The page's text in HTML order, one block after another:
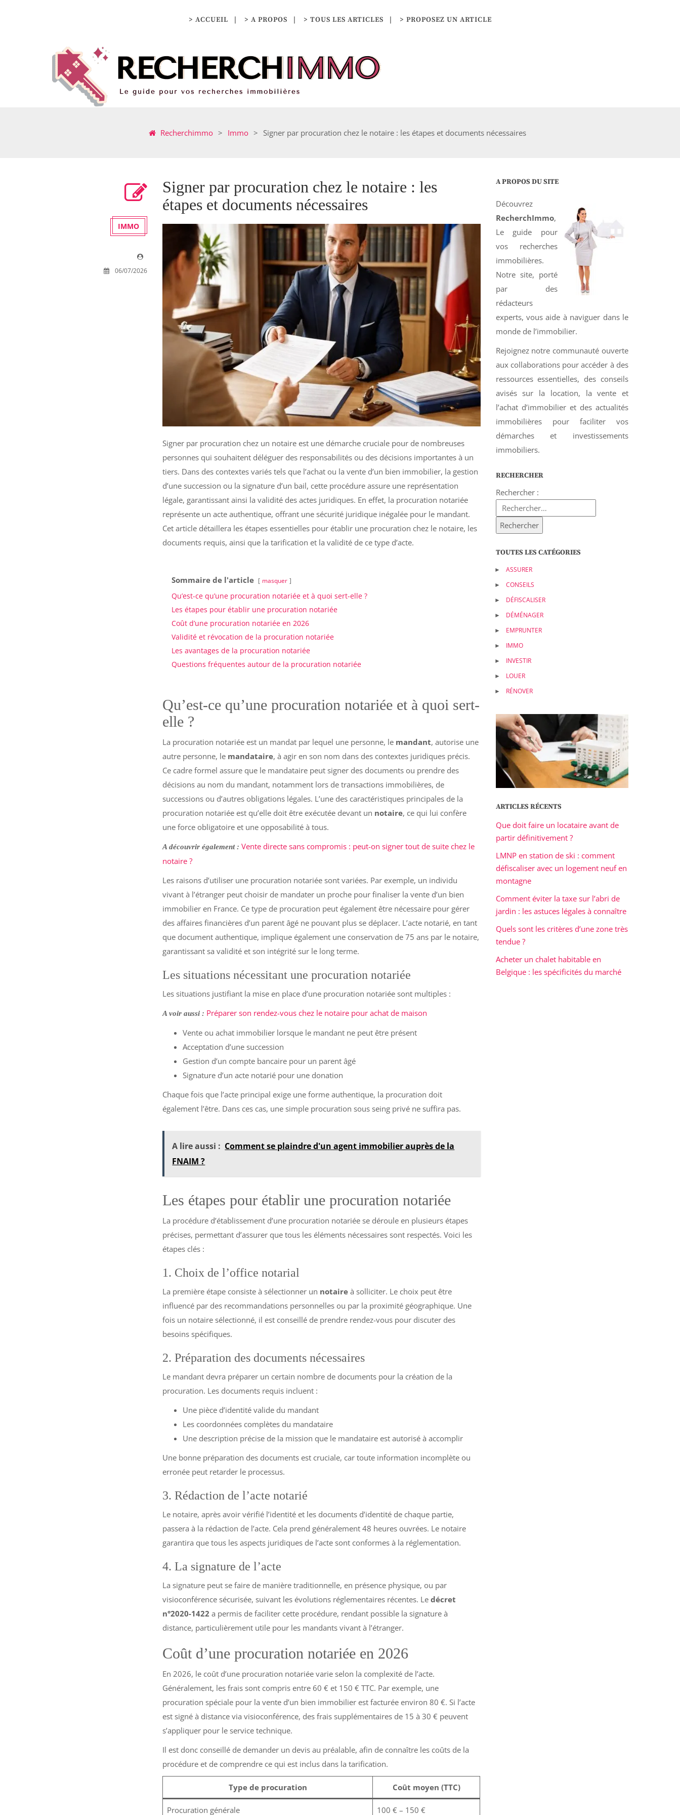
> ACCUEIL > A PROPOS > TOUS LES ARTICLES > PROPOSEZ UN ARTICLE
Recherchimmo > Immo > Signer par procuration chez le notaire : les étapes et documents nécessaires
IMMO
06/07/2026
Signer par procuration chez le notaire : les
étapes et documents nécessaires
Signer par procuration chez un notaire est une démarche cruciale pour de nombreuses
personnes qui souhaitent déléguer des responsabilités ou des décisions importantes à un
tiers. Dans des contextes variés tels que l’achat ou la vente d’un bien immobilier, la gestion
d’une succession ou la signature d’un bail, cette procédure assure une représentation
légale, garantissant ainsi la validité des actes juridiques. En effet, la procuration notariée
représente un acte authentique, offrant une sécurité juridique inégalée pour le mandant.
Cet article détaillera les étapes essentielles pour établir une procuration chez le notaire, les
documents requis, ainsi que la tarification et la validité de ce type d’acte.
Sommaire de l'article masquer
Qu’est-ce qu’une procuration notariée et à quoi sert-elle ?
Les étapes pour établir une procuration notariée
Coût d’une procuration notariée en 2026
Validité et révocation de la procuration notariée
Les avantages de la procuration notariée
Questions fréquentes autour de la procuration notariée
Qu’est-ce qu’une procuration notariée et à quoi sert-
elle ?
La procuration notariée est un mandat par lequel une personne, le mandant, autorise une
autre personne, le mandataire, à agir en son nom dans des contextes juridiques précis.
Ce cadre formel assure que le mandataire peut signer des documents ou prendre des
décisions au nom du mandant, notamment lors de transactions immobilières, de
successions ou d’autres obligations légales. L’une des caractéristiques principales de la
procuration notariée est qu’elle doit être exécutée devant un notaire, ce qui lui confère
une force obligatoire et une opposabilité à tous.
A découvrir également : Vente directe sans compromis : peut-on signer tout de suite chez le
notaire ?
Les raisons d’utiliser une procuration notariée sont variées. Par exemple, un individu
vivant à l’étranger peut choisir de mandater un proche pour finaliser la vente d’un bien
immobilier en France. Ce type de procuration peut également être nécessaire pour gérer
des affaires financières d’un parent âgé ne pouvant plus se déplacer. L’acte notarié, en tant
que document authentique, implique également une conservation de 75 ans par le notaire,
garantissant sa validité et son intégrité sur le long terme.
Les situations nécessitant une procuration notariée
Les situations justifiant la mise en place d’une procuration notariée sont multiples :
A voir aussi : Préparer son rendez-vous chez le notaire pour achat de maison
Vente ou achat immobilier lorsque le mandant ne peut être présent
Acceptation d’une succession
Gestion d’un compte bancaire pour un parent âgé
Signature d’un acte notarié pour une donation
Chaque fois que l’acte principal exige une forme authentique, la procuration doit
également l’être. Dans ces cas, une simple procuration sous seing privé ne suffira pas.
A lire aussi : Comment se plaindre d'un agent immobilier auprès de la
FNAIM ?
Les étapes pour établir une procuration notariée
La procédure d’établissement d’une procuration notariée se déroule en plusieurs étapes
précises, permettant d’assurer que tous les éléments nécessaires sont respectés. Voici les
étapes clés :
1. Choix de l’office notarial
La première étape consiste à sélectionner un notaire à solliciter. Le choix peut être
influencé par des recommandations personnelles ou par la proximité géographique. Une
fois un notaire sélectionné, il est conseillé de prendre rendez-vous pour discuter des
besoins spécifiques.
2. Préparation des documents nécessaires
Le mandant devra préparer un certain nombre de documents pour la création de la
procuration. Les documents requis incluent :
Une pièce d’identité valide du mandant
Les coordonnées complètes du mandataire
Une description précise de la mission que le mandataire est autorisé à accomplir
Une bonne préparation des documents est cruciale, car toute information incomplète ou
erronée peut retarder le processus.
3. Rédaction de l’acte notarié
Le notaire, après avoir vérifié l’identité et les documents d’identité de chaque partie,
passera à la rédaction de l’acte. Cela prend généralement 48 heures ouvrées. Le notaire
garantira que tous les aspects juridiques de l’acte sont conformes à la réglementation.
4. La signature de l’acte
La signature peut se faire de manière traditionnelle, en présence physique, ou par
visioconférence sécurisée, suivant les évolutions réglementaires récentes. Ledécret
n°2020-1422 a permis de faciliter cette procédure, rendant possible la signature à
distance, particulièrement utile pour les mandants vivant à l’étranger.
Coût d’une procuration notariée en 2026
En 2026, le coût d’une procuration notariée varie selon la complexité de l’acte.
Généralement, les frais sont compris entre 60 € et 150 € TTC. Par exemple, une
procuration spéciale pour la vente d’un bien immobilier est facturée environ 80 €. Si l’acte
est signé à distance via visioconférence, des frais supplémentaires de 15 à 30 € peuvent
s’appliquer pour le service technique.
Il est donc conseillé de demander un devis au préalable, afin de connaître les coûts de la
procédure et de comprendre ce qui est inclus dans la tarification.
Type de procuration Coût moyen (TTC)
Procuration générale 100 € – 150 €
A PROPOS DU SITE
Découvrez
RecherchImmo,
Le guide pour
vos recherches
immobilières.
Notre site, porté
par des
rédacteurs
experts, vous aide à naviguer dans le
monde de l’immobilier.
Rejoignez notre communauté ouverte
aux collaborations pour accéder à des
ressources essentielles, des conseils
avisés sur la location, la vente et
l’achat d’immobilier et des actualités
immobilières pour faciliter vos
démarches et investissements
immobiliers.
RECHERCHER
Rechercher :
TOUTES LES CATÉGORIES
ASSURER
CONSEILS
DÉFISCALISER
DÉMÉNAGER
EMPRUNTER
IMMO
INVESTIR
LOUER
RÉNOVER
ARTICLES RÉCENTS
Que doit faire un locataire avant de
partir définitivement ?
LMNP en station de ski : comment
défiscaliser avec un logement neuf en
montagne
Comment éviter la taxe sur l’abri de
jardin : les astuces légales à connaître
Quels sont les critères d’une zone très
tendue ?
Acheter un chalet habitable en
Belgique : les spécificités du marché